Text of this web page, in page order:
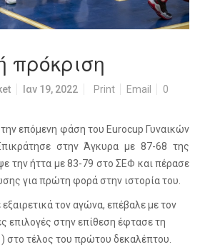
πρόκριση
Ιαν 19, 2022 Print Email
0
επόμενη φάση του Eurocup Γυναικών
στην Άγκυρα με 87-68 της
την ήττα με 83-79 στο ΣΕΦ και πέρασε
για πρώτη φορά στην ιστορία του.
τον αγώνα, επέβαλε με τον
επιλογές στην επίθεση έφτασε τη
στο τέλος του πρώτου δεκαλέπτου.